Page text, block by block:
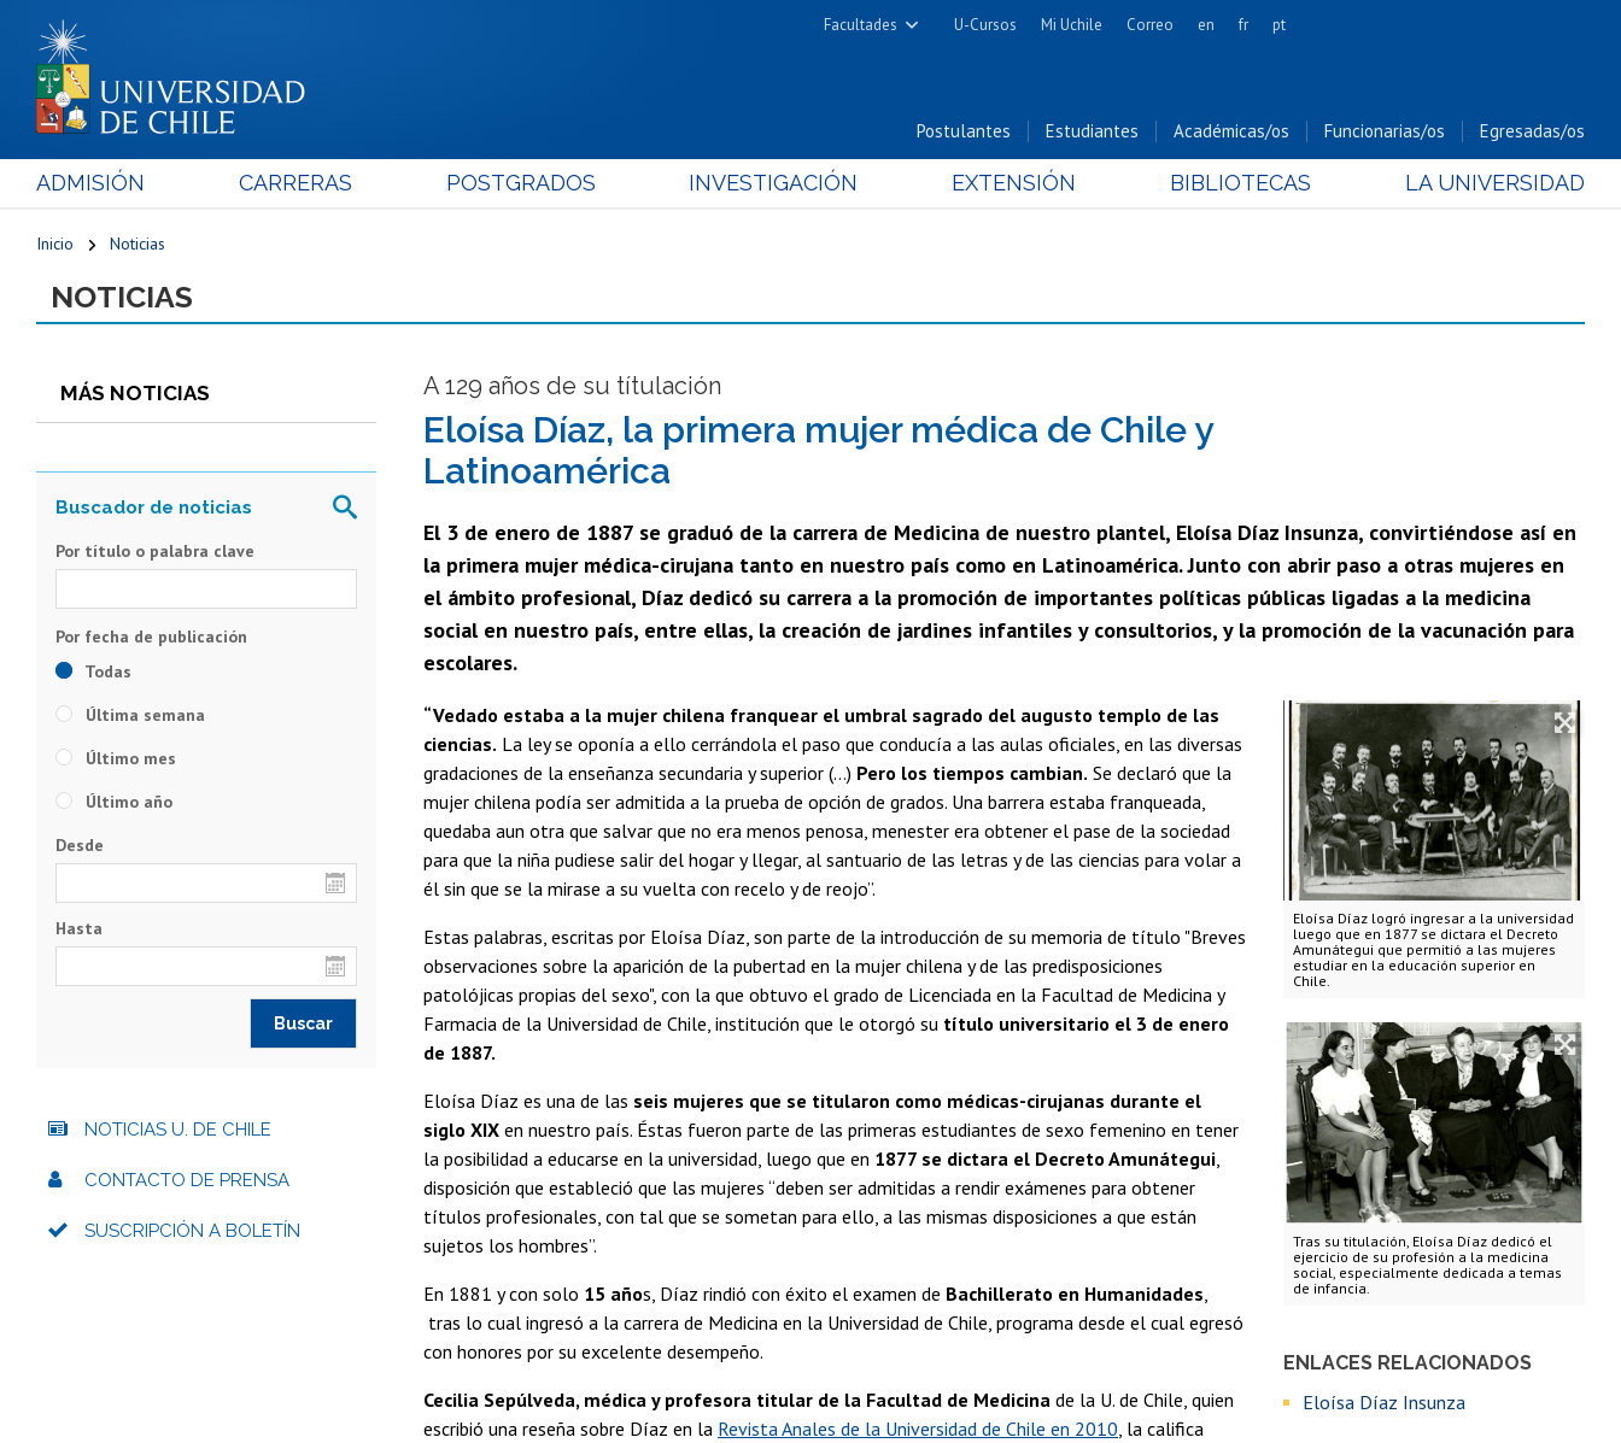
Facultades
Cs. Físicas y Matemáticas
Cs. Forestales y Conservación
Cs. Químicas y Farmacéuticas
Cs. Sociales
Nutrición y Tecnología de
Hospital Clínico
U-Cursos Mi Uchile Correo en fr pt
Postulantes Estudiantes Académicas/os Funcionarias/os Egresadas/os
ADMISIÓN CARRERAS POSTGRADOS INVESTIGACIÓN EXTENSIÓN BIBLIOTECAS LA UNIVERSIDAD
Inicio Noticias
NOTICIAS
MÁS NOTICIAS A 129 años de su títulación
Eloísa Díaz, la primera mujer médica de Chile y
Latinoamérica
El 3 de enero de 1887 se graduó de la carrera de Medicina de nuestro plantel, Eloísa Díaz Insunza, convirtiéndose así en
la primera mujer médica-cirujana tanto en nuestro país como en Latinoamérica. Junto con abrir paso a otras mujeres en
el ámbito profesional, Díaz dedicó su carrera a la promoción de importantes políticas públicas ligadas a la medicina
social en nuestro país, entre ellas, la creación de jardines infantiles y consultorios, y la promoción de la vacunación para
escolares.
Eloísa Díaz logró ingresar a la universidad
luego que en 1877 se dictara el Decreto
Amunátegui que permitió a las mujeres
estudiar en la educación superior en
Chile.
Tras su titulación, Eloísa Díaz dedicó el
ejercicio de su profesión a la medicina
social, especialmente dedicada a temas
de infancia.
ENLACES RELACIONADOS
Eloísa Díaz Insunza
“Vedado estaba a la mujer chilena franquear el umbral sagrado del augusto templo de las
ciencias. La ley se oponía a ello cerrándola el paso que conducía a las aulas oficiales, en las diversas
gradaciones de la enseñanza secundaria y superior (…) Pero los tiempos cambian. Se declaró que la
mujer chilena podía ser admitida a la prueba de opción de grados. Una barrera estaba franqueada,
quedaba aun otra que salvar que no era menos penosa, menester era obtener el pase de la sociedad
para que la niña pudiese salir del hogar y llegar, al santuario de las letras y de las ciencias para volar a
él sin que se la mirase a su vuelta con recelo y de reojo”.
Estas palabras, escritas por Eloísa Díaz, son parte de la introducción de su memoria de título "Breves
observaciones sobre la aparición de la pubertad en la mujer chilena y de las predisposiciones
patolójicas propias del sexo", con la que obtuvo el grado de Licenciada en la Facultad de Medicina y
Farmacia de la Universidad de Chile, institución que le otorgó su título universitario el 3 de enero
de 1887.
Eloísa Díaz es una de las seis mujeres que se titularon como médicas-cirujanas durante el
siglo XIX en nuestro país. Éstas fueron parte de las primeras estudiantes de sexo femenino en tener
la posibilidad a educarse en la universidad, luego que en 1877 se dictara el Decreto Amunátegui
disposición que estableció que las mujeres “deben ser admitidas a rendir exámenes para obtener
títulos profesionales, con tal que se sometan para ello, a las mismas disposiciones a que están
sujetos los hombres”.
En 1881 y con solo 15 años, Díaz rindió con éxito el examen de Bachillerato en Humanidades
tras lo cual ingresó a la carrera de Medicina en la Universidad de Chile, programa desde el cual egresó
con honores por su excelente desempeño.
Cecilia Sepúlveda, médica y profesora titular de la Facultad de Medicina de la U. de Chile, quien
escribió una reseña sobre Díaz en la Revista Anales de la Universidad de Chile en 2010 , la califica
Por título o palabra clave
Todas
Última semana
Último mes
Último año
Desde
Hasta
NOTICIAS U. DE CHILE
CONTACTO DE PRENSA
SUSCRIPCIÓN A BOLETÍN